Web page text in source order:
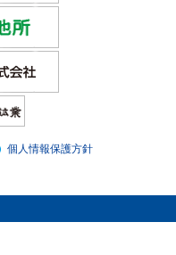
個人情報保護方針